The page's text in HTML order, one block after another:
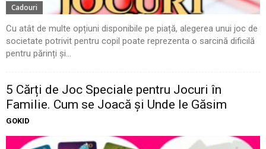
Cadouri
Cu atât de multe opțiuni disponibile pe piață, alegerea unui joc de
societate potrivit pentru copil poate reprezenta o sarcină dificilă
pentru părinți și...
5 Cărți de Joc Speciale pentru Jocuri în
Familie. Cum se Joacă și Unde le Găsim
GOKID